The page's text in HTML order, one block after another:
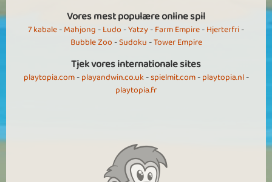
Vores mest populære online spil
7 kabale-Mahjong-Ludo-Yatzy-Farm Empire-Hjerterfri-
Bubble Zoo-Sudoku-Tower Empire
Tjek vores internationale sites
playtopia.com-playandwin.co.uk-spielmit.com-playtopia.nl-
playtopia.fr